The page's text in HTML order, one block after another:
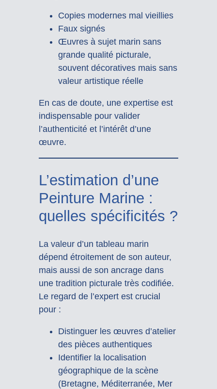
Copies modernes mal vieillies
Faux signés
Œuvres à sujet marin sans
grande qualité picturale,
souvent décoratives mais sans
valeur artistique réelle
En cas de doute, une expertise est
indispensable pour valider
l’authenticité et l’intérêt d’une
œuvre.
L’estimation d’une
Peinture Marine :
quelles spécificités ?
La valeur d’un tableau marin
dépend étroitement de son auteur,
mais aussi de son ancrage dans
une tradition picturale très codifiée.
Le regard de l’expert est crucial
pour :
Distinguer les œuvres d’atelier
des pièces authentiques
Identifier la localisation
géographique de la scène
(Bretagne, Méditerranée, Mer